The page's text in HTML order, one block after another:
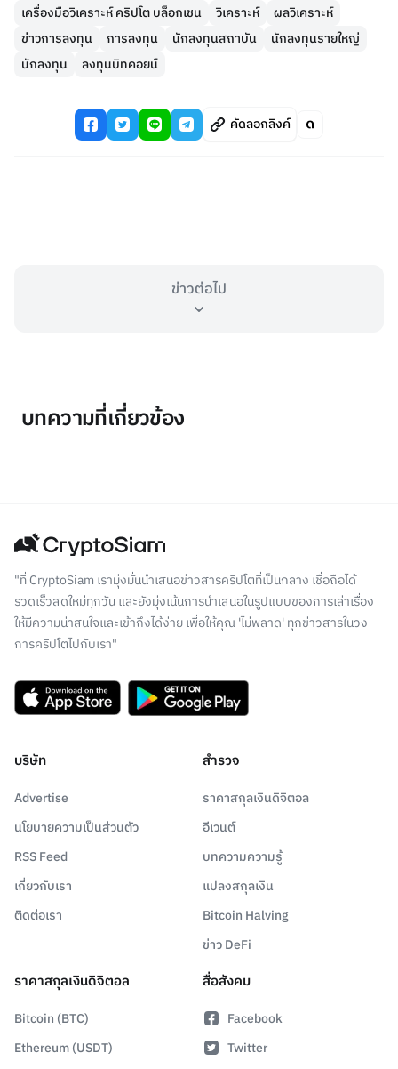
เครื่องมือวิเคราะห์ คริปโต บล็อกเชน
วิเคราะห์
ผลวิเคราะห์
ข่าวการลงทุน
การลงทุน นักลงทุนสถาบัน
นักลงทุนรายใหญ่
นักลงทุน
ลงทุนบิทคอยน์
คัดลอกลิงค์
ข่าวต่อไป
บทความที่เกี่ยวข้อง
"ที่ CryptoSiam เรามุ่งมั่นนำเสนอข่าวสารคริปโตที่เป็นกลาง เชื่อถือได้
รวดเร็วสดใหม่ทุกวัน และยังมุ่งเน้นการนำเสนอในรูปแบบของการเล่าเรื่อง
ให้มีความน่าสนใจและเข้าถึงได้ง่าย เพื่อให้คุณ 'ไม่พลาด' ทุกข่าวสารในวง
การคริปโตไปกับเรา"
บริษัท
Advertise
นโยบายความเป็นส่วนตัว
RSS Feed
เกี่ยวกับเรา
ติดต่อเรา
สำรวจ
ราคาสกุลเงินดิจิตอล
อีเวนต์
บทความความรู้
แปลงสกุลเงิน
Bitcoin Halving
ข่าว DeFi
ราคาสกุลเงินดิจิตอล
Bitcoin (BTC)
Ethereum (USDT)
สื่อสังคม
Facebook
Twitter